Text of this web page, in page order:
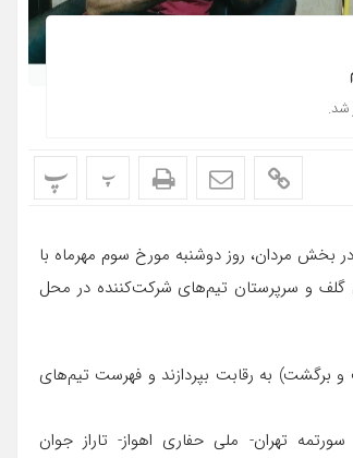
پ پ
روابط عمومی فدراسیون گلف، مراسم قرعه‌کشی لیگ برتر گلف کشور (۱۴۰۲) در بخش مردان، روز دوشنبه مورخ سوم مهرماه با
گلف و سرپرستان تیم‌های شرکت‌کننده در محل
(رفت و برگشت) به رقابت بپردازند و فهرست تیم‌های
تهران- ملی حفاری اهواز- تاراز جوان